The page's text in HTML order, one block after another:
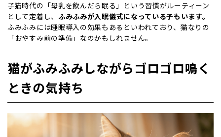
子猫時代の「母乳を飲んだら眠る」という習慣がルーティーン
として定着し、 ふみふみが入眠儀式になっている子もいます。
ふみふみには睡眠導入の効果もあるといわれており、猫なりの
「おやすみ前の準備」なのかもしれません。
猫がふみふみしながらゴロゴロ鳴く
ときの気持ち